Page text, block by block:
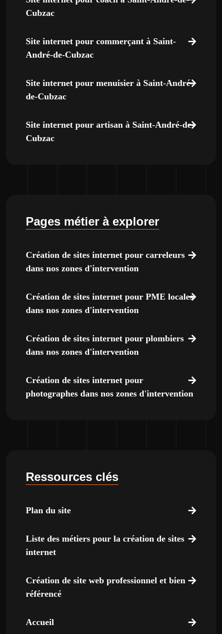
Cubzac
Site internet pour commerçant à Saint-
André-de-Cubzac
Site internet pour menuisier à Saint-André-
de-Cubzac
Site internet pour artisan à Saint-André-de-
Cubzac
Pages métier à explorer
Création de sites internet pour carreleurs
dans nos zones d'intervention
Création de sites internet pour PME locales
dans nos zones d'intervention
Création de sites internet pour plombiers
dans nos zones d'intervention
Création de sites internet pour
photographes dans nos zones d'intervention
Ressources clés
Plan du site
Liste des métiers pour la création de sites
internet
Création de site web professionnel et bien
référencé
Accueil